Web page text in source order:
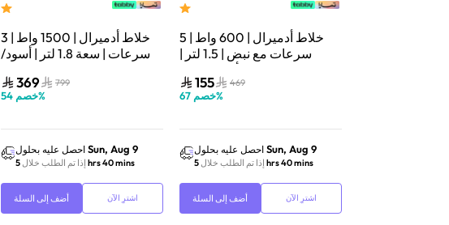
خلاط أدميرال | 1500 واط | 3
سرعات | سعة 1.8 لتر | أسود/
369 799
خصم 54 %
احصل عليه بحلول Sun, Aug 9
إذا تم الطلب خلال 5 hrs 40 mins
أضف إلى السلة اشترِ الآن
خلاط أدميرال | 600 واط | 5
سرعات مع نبض | 1.5 لتر |
155 469
خصم 67 %
احصل عليه بحلول Sun, Aug 9
إذا تم الطلب خلال 5 hrs 40 mins
أضف إلى السلة اشترِ الآن